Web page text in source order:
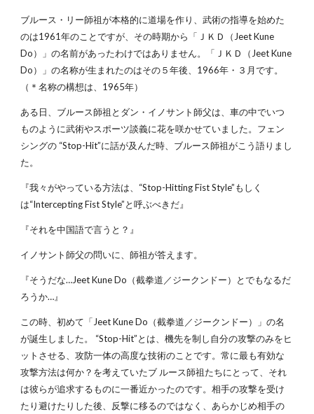
ブルース・リー師祖が本格的に道場を作り、武術の指導を始めた
のは1961年のことですが、その時期から「ＪＫＤ（Jeet Kune
Do）」の名前があったわけではありません。「ＪＫＤ（Jeet Kune
Do）」の名称が生まれたのはその５年後、1966年・３月です。
（＊名称の構想は、1965年）
ある日、ブルース師祖とダン・イノサント師父は、車の中でいつ
ものように武術やスポーツ談義に花を咲かせていました。フェン
シングの “Stop-Hit”に話が及んだ時、ブルース師祖がこう語りまし
た。
『我々がやっている方法は、“Stop-Hitting Fist Style”もしく
は“Intercepting Fist Style”と呼ぶべきだ』
『それを中国語で言うと？』
イノサント師父の問いに、師祖が答えます。
『そうだな…Jeet Kune Do（截拳道／ジークンドー）とでもなるだ
ろうか…』
この時、初めて「Jeet Kune Do（截拳道／ジークンドー）」の名
が誕生しました。 “Stop-Hit”とは、機先を制し自分の攻撃のみをヒ
ットさせる、攻防一体の高度な技術のことです。常に最も有効な
攻撃方法は何か？を考えていたブ ルース師祖たちにとって、それ
は彼らが追求するものに一番近かったのです。相手の攻撃を受け
たり避けたりした後、反撃に移るのではなく、あらかじめ相手の